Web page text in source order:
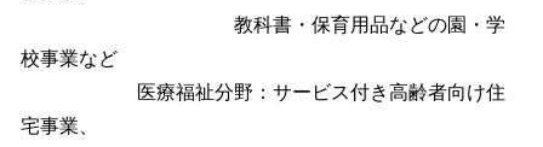
教科書・保育用品などの園・学
校事業など
医療福祉分野：サービス付き高齢者向け住
宅事業、